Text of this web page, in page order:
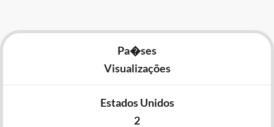
Pa�ses
Visualizações
Estados Unidos
2